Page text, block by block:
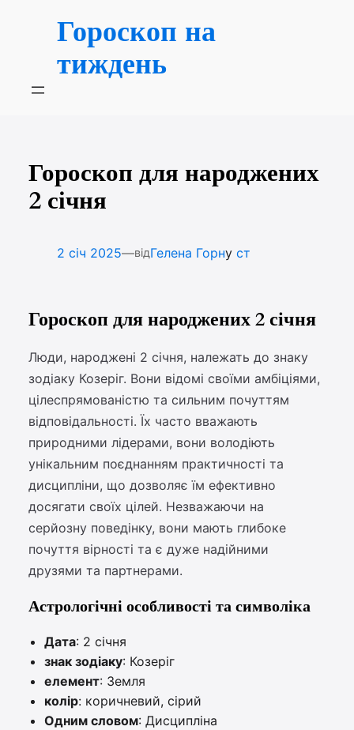
Гороскоп на
тиждень
Гороскоп для народжених
2 січня
2 січ 2025—відГелена Горну ст
Гороскоп для народжених 2 січня
Люди, народжені 2 січня, належать до знаку
зодіаку Козеріг. Вони відомі своїми амбіціями,
цілеспрямованістю та сильним почуттям
відповідальності. Їх часто вважають
природними лідерами, вони володіють
унікальним поєднанням практичності та
дисципліни, що дозволяє їм ефективно
досягати своїх цілей. Незважаючи на
серйозну поведінку, вони мають глибоке
почуття вірності та є дуже надійними
друзями та партнерами.
Астрологічні особливості та символіка
Дата: 2 січня
знак зодіаку: Козеріг
елемент: Земля
колір: коричневий, сірий
Одним словом: Дисципліна